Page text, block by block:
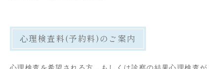
心理検査料(予約料)のご案内